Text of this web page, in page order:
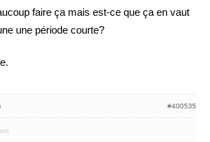
faire ça mais est-ce que ça en vaut
une période courte?
#400535